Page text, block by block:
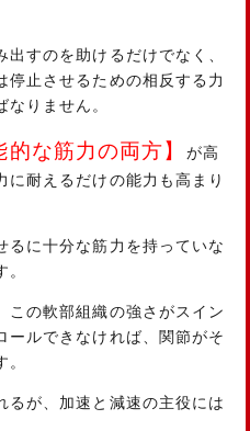
すのを助けるだけでなく、
停止させるための相反する力
りません。
的な筋力の両方】
が高
に耐えるだけの能力も高まり
るに十分な筋力を持っていな
この軟部組織の強さがスイン
ールできなければ、関節がそ
るが、加速と減速の主役には